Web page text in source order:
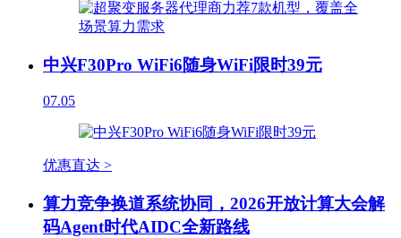
中兴F30Pro WiFi6随身WiFi限时39元
07.05
优惠直达 >
算力竞争换道系统协同，2026开放计算大会解
码Agent时代AIDC全新路线